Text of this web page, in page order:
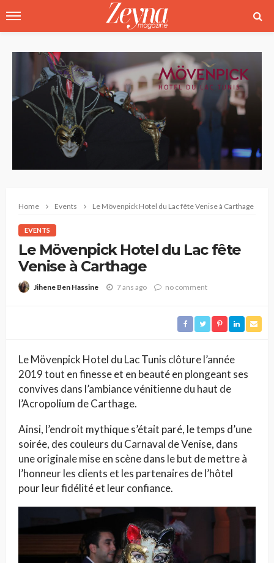
Home Events Le Mövenpick Hotel du Lac fête Venise à Carthage
EVENTS
Le Mövenpick Hotel du Lac fête
Venise à Carthage
Jihene Ben Hassine 7 ans ago no comment
Le Mövenpick Hotel du Lac Tunis clôture l’année
2019 tout en finesse et en beauté en plongeant ses
convives dans l’ambiance vénitienne du haut de
l’Acropolium de Carthage.
Ainsi, l’endroit mythique s’était paré, le temps d’une
soirée, des couleurs du Carnaval de Venise, dans
une originale mise en scène dans le but de mettre à
l’honneur les clients et les partenaires de l’hôtel
pour leur fidélité et leur confiance.